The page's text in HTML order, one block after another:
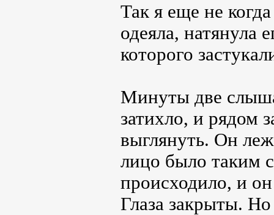
Так я еще не
одеяла, натянула
которого
Минуты две
затихло, и рядом
выглянуть. Он
лицо было таким
происходило, и
Глаза закрыты.